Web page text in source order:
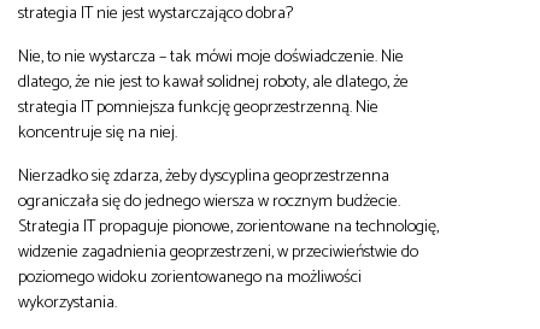
strategia IT nie jest wystarczająco dobra?
Nie, to nie wystarcza – tak mówi moje doświadczenie. Nie
dlatego, że nie jest to kawał solidnej roboty, ale dlatego, że
strategia IT pomniejsza funkcję geoprzestrzenną. Nie
koncentruje się na niej.
Nierzadko się zdarza, żeby dyscyplina geoprzestrzenna
ograniczała się do jednego wiersza w rocznym budżecie.
Strategia IT propaguje pionowe, zorientowane na technologię,
widzenie zagadnienia geoprzestrzeni, w przeciwieństwie do
poziomego widoku zorientowanego na możliwości
wykorzystania.